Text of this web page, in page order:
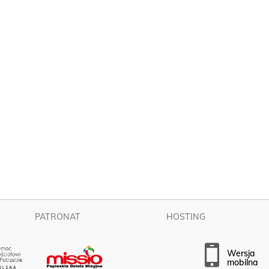
PATRONAT HOSTING
wersja
mobilna